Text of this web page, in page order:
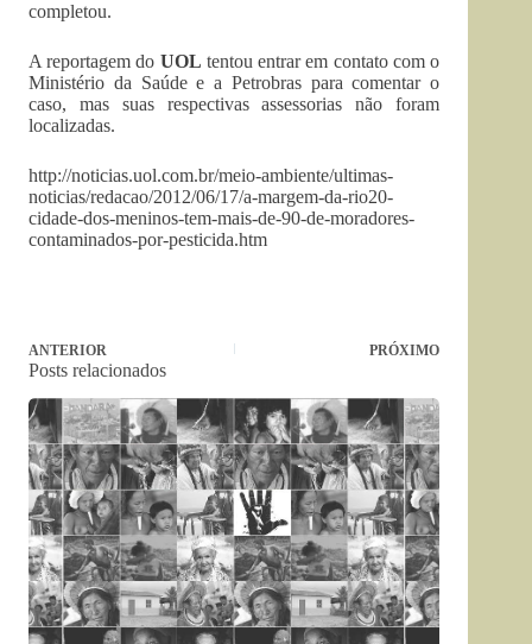
completou.
A reportagem do UOL tentou entrar em contato com o
Ministério da Saúde e a Petrobras para comentar o
caso, mas suas respectivas assessorias não foram
localizadas.
http://noticias.uol.com.br/meio-ambiente/ultimas-
noticias/redacao/2012/06/17/a-margem-da-rio20-
cidade-dos-meninos-tem-mais-de-90-de-moradores-
contaminados-por-pesticida.htm
ANTERIOR PRÓXIMO
Posts relacionados